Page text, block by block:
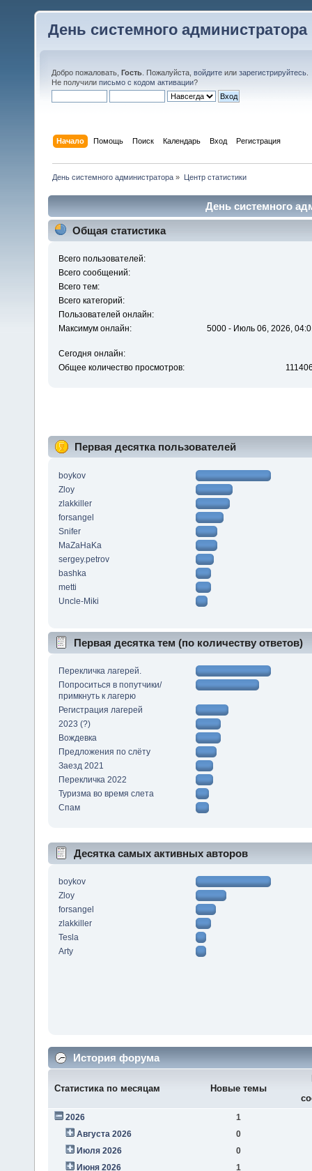
День системного администратора
Добро пожаловать, Гость . Пожалуйста, войдите или зарегистрируйтесь
Не получили письмо с кодом активации?
Начало Помощь Поиск Календарь Вход Регистрация
День системного администратора » Центр статистики
День системного
Общая статистика
Всего пользователей:
Всего сообщений:
Всего тем:
Всего категорий:
Пользователей онлайн:
Максимум онлайн:
5000 - Июль 06, 2026,
Сегодня онлайн:
Общее количество просмотров:
Первая десятка пользователей
boykov
Zloy
zlakkiller
forsangel
Snifer
MaZaHaKa
sergey.petrov
bashka
metti
Uncle-Miki
Первая десятка тем (по количеству ответов)
Перекличка лагерей.
Попроситься в попутчики/
примкнуть к лагерю
Регистрация лагерей
2023 (?)
Вождевка
Предложения по слёту
Заезд 2021
Перекличка 2022
Туризма во время слета
Спам
Десятка самых активных авторов
boykov
Zloy
forsangel
zlakkiller
Tesla
Arty
История форума
Статистика по месяцам Новые темы
2026
1
Августа 2026
0
Июля 2026
0
Июня 2026
1